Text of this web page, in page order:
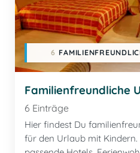
6
Familienfreundliche
6 Einträge
Hier findest Du
für den Urlaub mit